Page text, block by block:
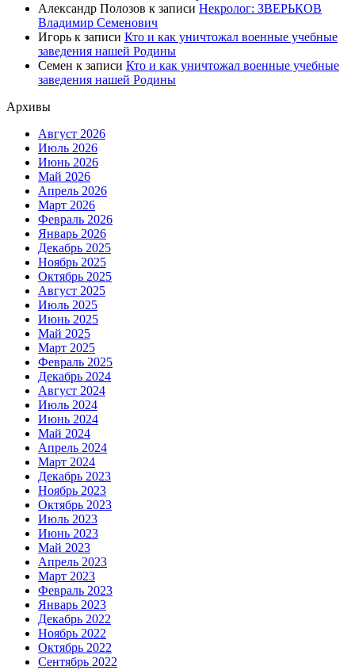
Александр Полозов к записи Некролог: ЗВЕРЬКОВ
Владимир Семенович
Игорь к записи Кто и как уничтожал военные учебные
заведения нашей Родины
Семен к записи Кто и как уничтожал военные учебные
заведения нашей Родины
Архивы
Август 2026
Июль 2026
Июнь 2026
Май 2026
Апрель 2026
Март 2026
Февраль 2026
Январь 2026
Декабрь 2025
Ноябрь 2025
Октябрь 2025
Август 2025
Июль 2025
Июнь 2025
Май 2025
Март 2025
Февраль 2025
Декабрь 2024
Август 2024
Июль 2024
Июнь 2024
Май 2024
Апрель 2024
Март 2024
Декабрь 2023
Ноябрь 2023
Октябрь 2023
Июль 2023
Июнь 2023
Май 2023
Апрель 2023
Март 2023
Февраль 2023
Январь 2023
Декабрь 2022
Ноябрь 2022
Октябрь 2022
Сентябрь 2022